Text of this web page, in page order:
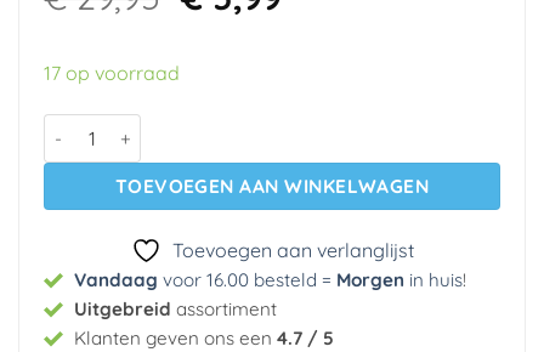
prijs
17 op voorraad
Vlies behang G45336 Galerie aantal
TOEVOEGEN AAN WINKELWAGEN
Toevoegen aan verlanglijst
Vandaag voor 16.00 besteld = Morgen in huis!
Uitgebreid assortiment
Klanten geven ons een 4.7 / 5